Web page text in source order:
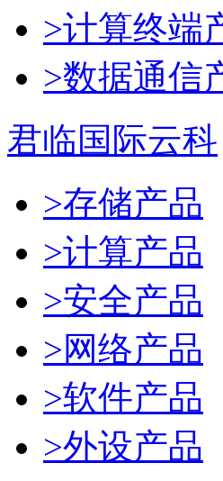
>计算终端
>数据通信
君临国际云科
>存储产品
>计算产品
>安全产品
>网络产品
>软件产品
>外设产品